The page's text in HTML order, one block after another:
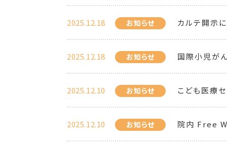
2025.12.18 お知らせ カルテ開示
2025.12.18 お知らせ 国際小児が
2025.12.10 お知らせ こども医療
2025.12.10 お知らせ 院内 Free